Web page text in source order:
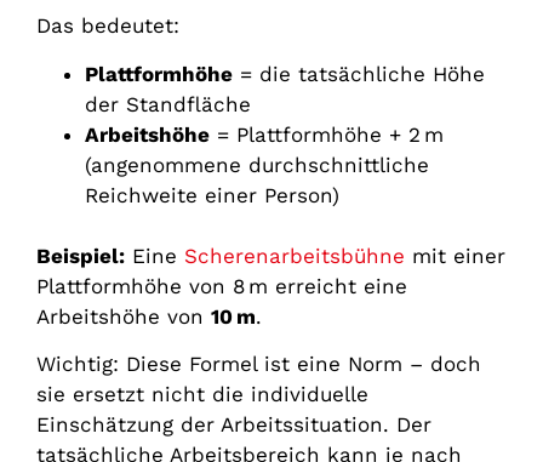
Das bedeutet:
Plattformhöhe = die tatsächliche Höhe
der Standfläche
Arbeitshöhe = Plattformhöhe + 2 m
(angenommene durchschnittliche
Reichweite einer Person)
Beispiel: Eine Scherenarbeitsbühne mit einer
Plattformhöhe von 8 m erreicht eine
Arbeitshöhe von 10 m.
Wichtig: Diese Formel ist eine Norm – doch
sie ersetzt nicht die individuelle
Einschätzung der Arbeitssituation. Der
tatsächliche Arbeitsbereich kann je nach